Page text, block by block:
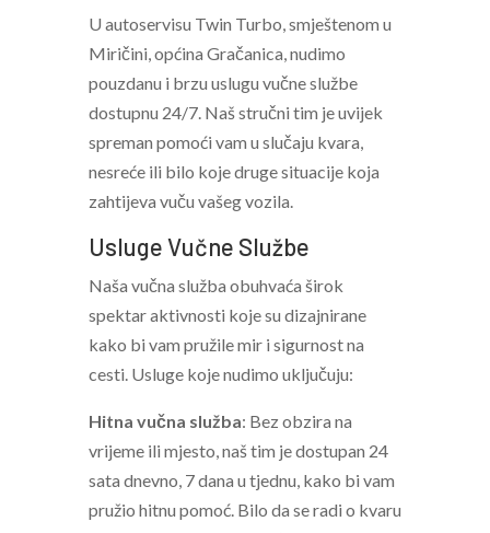
U autoservisu Twin Turbo, smještenom u
Miričini, općina Gračanica, nudimo
pouzdanu i brzu uslugu vučne službe
dostupnu 24/7. Naš stručni tim je uvijek
spreman pomoći vam u slučaju kvara,
nesreće ili bilo koje druge situacije koja
zahtijeva vuču vašeg vozila.
Usluge Vučne Službe
Naša vučna služba obuhvaća širok
spektar aktivnosti koje su dizajnirane
kako bi vam pružile mir i sigurnost na
cesti. Usluge koje nudimo uključuju:
Hitna vučna služba: Bez obzira na
vrijeme ili mjesto, naš tim je dostupan 24
sata dnevno, 7 dana u tjednu, kako bi vam
pružio hitnu pomoć. Bilo da se radi o kvaru